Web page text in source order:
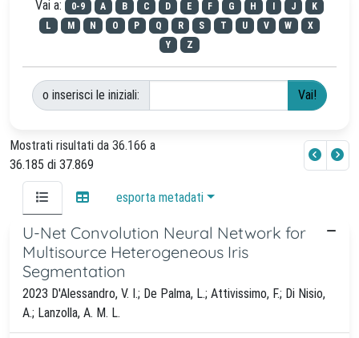
Vai a: 0-9 A B C D E F G H J
K
L
M N O P Q R S T U V W
X
Y
Z
o inserisci le iniziali:
Mostrati risultati da 36.166 a
36.185 di 37.869
esporta metadati
U-Net Convolution Neural Network for
Multisource Heterogeneous Iris
Segmentation
2023 D'Alessandro, V. I.; De Palma, L.; Attivissimo, F.; Di Nisio,
A.; Lanzolla, A. M. L.